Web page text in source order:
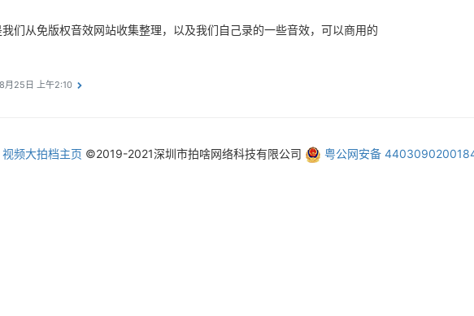
们从免版权音效网站收集整理，以及我们自己录的一些音效，可以商用的
月25日 上午2:10
视频大拍档主页 ©2019-2021深圳市拍啥网络科技有限公司 粤公网安备